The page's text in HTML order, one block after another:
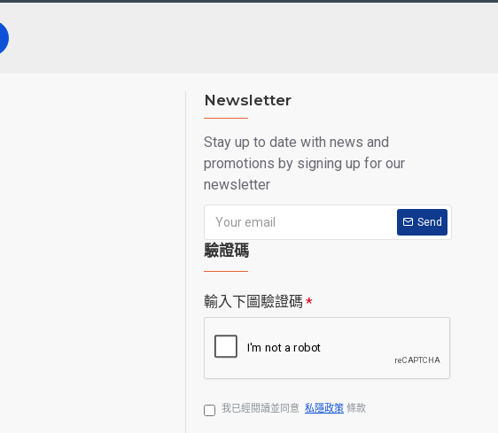
Newsletter
Stay up to date with news and
promotions by signing up for our
newsletter
Send
驗證碼
輸入下圖驗證碼
我已經閱讀並同意 私隱政策 條款